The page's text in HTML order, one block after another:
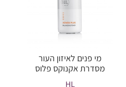
מי פנים לאיזון העור
מסדרת אקנוקס פלוס
HL